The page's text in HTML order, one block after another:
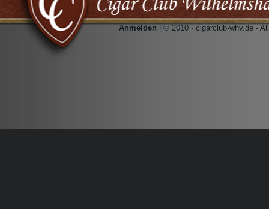
Anmelden | © 2010 · cigarclub-whv.de -